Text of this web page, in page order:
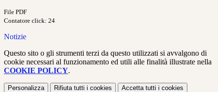
File PDF
Contatore click: 24
Notizie
Questo sito o gli strumenti terzi da questo utilizzati si avvalgono di
cookie necessari al funzionamento ed utili alle finalità illustrate nella
COOKIE POLICY.
Personalizza Rifiuta tutti i cookies Accetta tutti i cookies